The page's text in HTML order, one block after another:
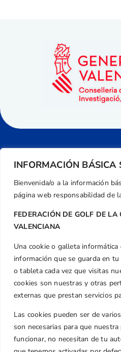
INFORMACIÓN BÁSICA
Bienvenida/o a la información
página web responsabilidad de
FEDERACIÓN DE GOLF DE
VALENCIANA
Una cookie o galleta
información que se guarda en
o tableta cada vez que visitas
cookies son nuestras y otras
externas que prestan servicios
Las cookies pueden ser de
son necesarias para que
funcionar, no necesitan de tu
Centre de L´Esport,
Caballero, Nº 5,
+34 961